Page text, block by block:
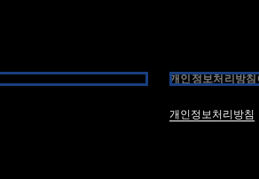
개인정보처리방
개인정보처리방침